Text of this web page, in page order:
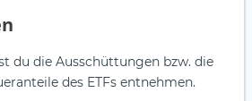
du die Ausschüttungen bzw. die
des ETFs entnehmen.